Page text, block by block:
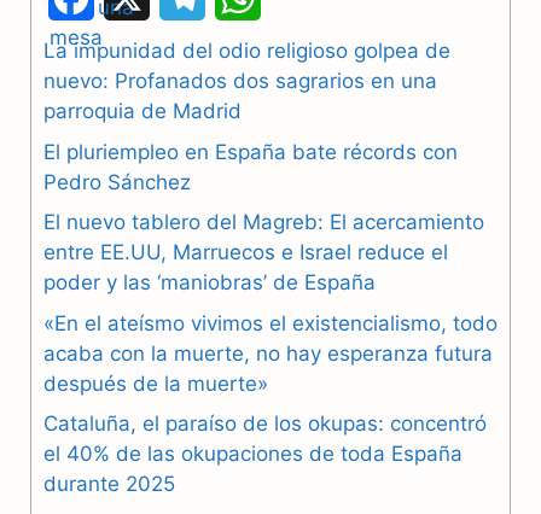
a
c
b
o
o
k
e
l
r
a
m
h
a
A
p
p
La impunidad del odio religioso golpea de
nuevo: Profanados dos sagrarios en una
parroquia de Madrid
El pluriempleo en España bate récords con
Pedro Sánchez
El nuevo tablero del Magreb: El acercamiento
entre EE.UU, Marruecos e Israel reduce el
poder y las ‘maniobras’ de España
«En el ateísmo vivimos el existencialismo, todo
acaba con la muerte, no hay esperanza futura
después de la muerte»
Cataluña, el paraíso de los okupas: concentró
el 40% de las okupaciones de toda España
durante 2025